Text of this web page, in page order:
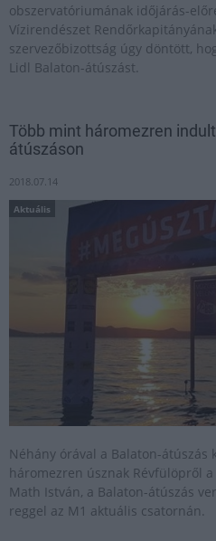
obszervatóriumának időjárás-
Vízirendészet
szervezőbizottság úgy döntött,
Lidl Balaton-átúszást.
Több mint háromezren
átúszáson
2018.07.14
Aktuális
Néhány órával a Balaton-
háromezren úsznak Révfülöpről
Math István, a Balaton-átúszás
reggel az M1 aktuális csatornán.